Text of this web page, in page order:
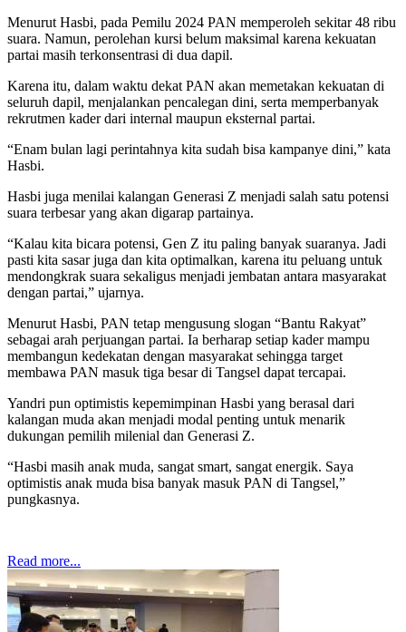
Menurut Hasbi, pada Pemilu 2024 PAN memperoleh sekitar 48 ribu
suara. Namun, perolehan kursi belum maksimal karena kekuatan
partai masih terkonsentrasi di dua dapil.
Karena itu, dalam waktu dekat PAN akan memetakan kekuatan di
seluruh dapil, menjalankan pencalegan dini, serta memperbanyak
rekrutmen kader dari internal maupun eksternal partai.
“Enam bulan lagi perintahnya kita sudah bisa kampanye dini,” kata
Hasbi.
Hasbi juga menilai kalangan Generasi Z menjadi salah satu potensi
suara terbesar yang akan digarap partainya.
“Kalau kita bicara potensi, Gen Z itu paling banyak suaranya. Jadi
pasti kita sasar juga dan kita optimalkan, karena itu peluang untuk
mendongkrak suara sekaligus menjadi jembatan antara masyarakat
dengan partai,” ujarnya.
Menurut Hasbi, PAN tetap mengusung slogan “Bantu Rakyat”
sebagai arah perjuangan partai. Ia berharap setiap kader mampu
membangun kedekatan dengan masyarakat sehingga target
membawa PAN masuk tiga besar di Tangsel dapat tercapai.
Yandri pun optimistis kepemimpinan Hasbi yang berasal dari
kalangan muda akan menjadi modal penting untuk menarik
dukungan pemilih milenial dan Generasi Z.
“Hasbi masih anak muda, sangat smart, sangat energik. Saya
optimistis anak muda bisa banyak masuk PAN di Tangsel,”
pungkasnya.
Read more...